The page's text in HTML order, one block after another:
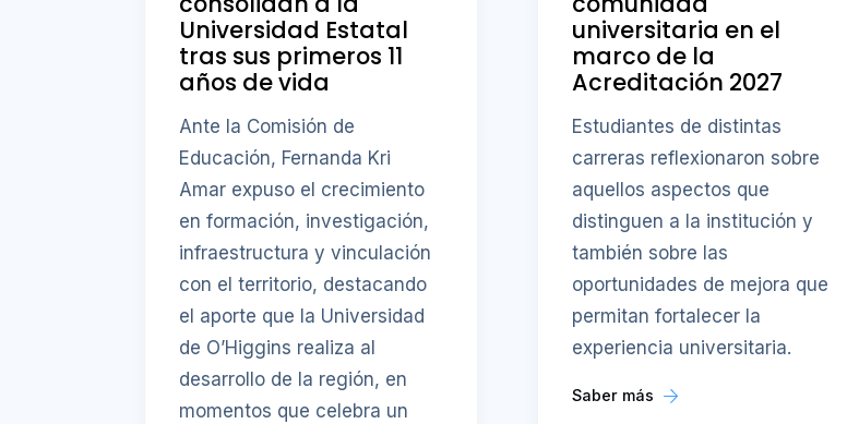
Universidad Estatal
tras sus primeros 11
años de vida
Ante la Comisión de
Educación, Fernanda Kri
Amar expuso el crecimiento
en formación, investigación,
infraestructura y vinculación
con el territorio, destacando
el aporte que la Universidad
de O’Higgins realiza al
desarrollo de la región, en
momentos que celebra un
universitaria en el
marco de la
Acreditación 2027
Estudiantes de distintas
carreras reflexionaron sobre
aquellos aspectos que
distinguen a la institución y
también sobre las
oportunidades de mejora que
permitan fortalecer la
experiencia universitaria.
Saber más